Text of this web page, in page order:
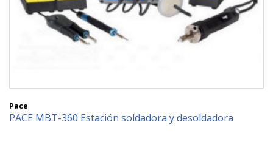
Pace
PACE MBT-360 Estación soldadora y desoldadora